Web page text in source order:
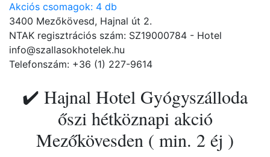
Akciós csomagok: 4 db
3400 Mezőkövesd, Hajnal út 2.
NTAK regisztrációs szám: SZ19000784 - Hotel
info@szallasokhotelek.hu
Telefonszám: +36 (1) 227-9614
✔️ Hajnal Hotel Gyógyszálloda
őszi hétköznapi akció
Mezőkövesden ( min. 2 éj )